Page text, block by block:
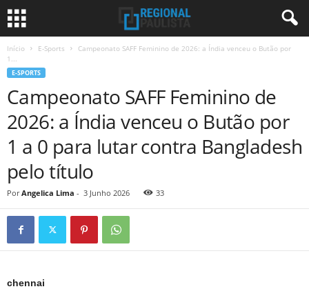
Início E-Sports
Campeonato SAFF Feminino de 2026: a Índia venceu o Butão por
1...
E-SPORTS
Campeonato SAFF Feminino de
2026: a Índia venceu o Butão por
1 a 0 para lutar contra Bangladesh
pelo título
Por Angelica Lima - 3 Junho 2026 33
chennai